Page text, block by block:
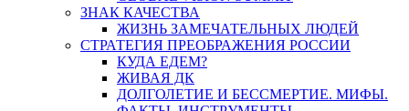
ЗНАК КАЧЕСТВА
ЖИЗНЬ ЗАМЕЧАТЕЛЬНЫХ ЛЮДЕЙ
СТРАТЕГИЯ ПРЕОБРАЖЕНИЯ РОССИИ
КУДА ЕДЕМ?
ЖИВАЯ ДК
ДОЛГОЛЕТИЕ И БЕССМЕРТИЕ. МИФЫ.